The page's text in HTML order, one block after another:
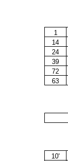
1
14
24
39
72
63
10'